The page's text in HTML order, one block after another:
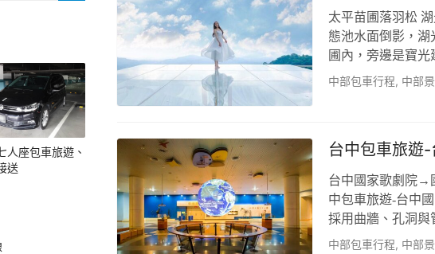
太平苗圃落羽松
態池水面倒影，
圃內，旁邊是寶
育區，有空的朋
色相…
中部包車行程, 中部
台中包車旅遊
台中國家歌劇院→
中包車旅遊-台中
採用曲牆、孔洞與
處為90度牆面，
中部包車行程, 中部
人座包車旅遊、
送